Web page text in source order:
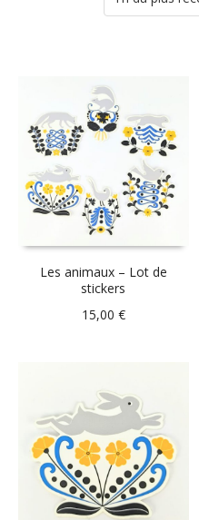
Les animaux – Lot de
stickers
15,00 €